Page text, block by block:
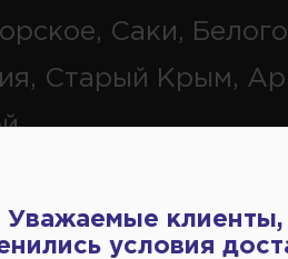
Саки,
Старый Крым,
проезда
Уважаемые клиенты,
условия